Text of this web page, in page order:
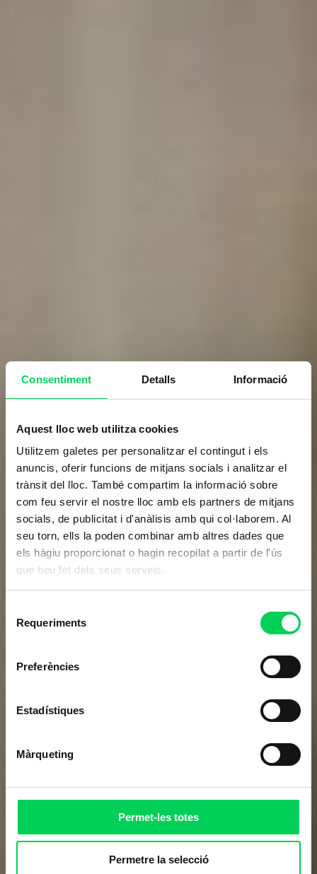
Consentiment Detalls Informació
Aquest lloc web utilitza cookies
Utilitzem galetes per personalitzar el contingut i els
anuncis, oferir funcions de mitjans socials i analitzar el
trànsit del lloc. També compartim la informació sobre
com feu servir el nostre lloc amb els partners de mitjans
socials, de publicitat i d'anàlisis amb qui col·laborem. Al
seu torn, ells la poden combinar amb altres dades que
els hàgiu proporcionat o hagin recopilat a partir de l'ús
que heu fet dels seus serveis.
Requeriments
Preferències
Estadístiques
Màrqueting
Permet-les totes
Permetre la selecció